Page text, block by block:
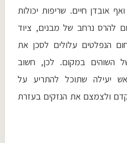
אובדן חיים. שריפות יכולות
להרס נרחב של מבנים, ציוד
הנפלטים עלולים לסכן את
השוהים במקום. לכן, חשוב
יעילה שתוכל להתריע על
ולצמצם את הנזקים בעזרת